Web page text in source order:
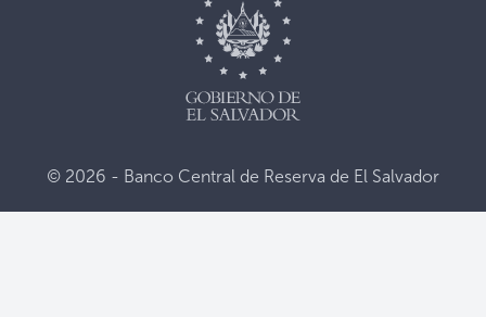
© 2026 - Banco Central de Reserva de El Salvador